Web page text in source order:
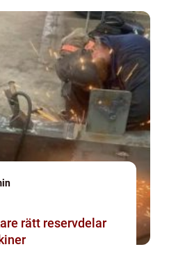
rätt reservdelar